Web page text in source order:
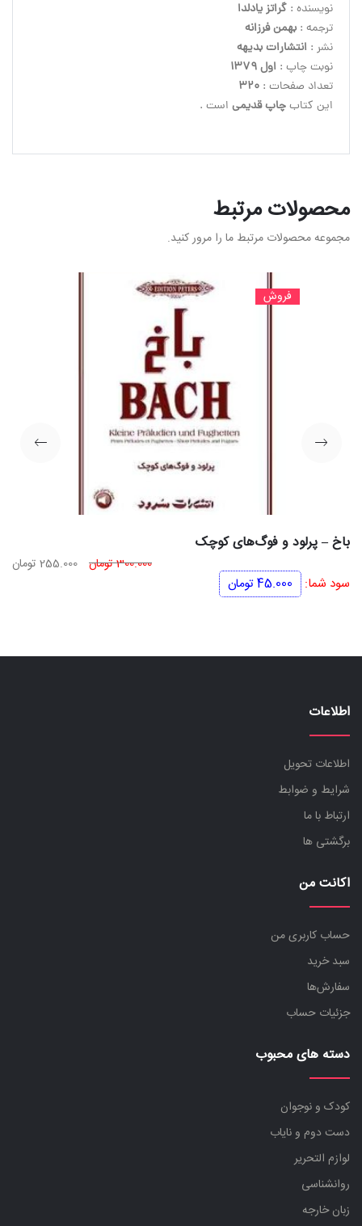
نویسنده : گراتز یادلدا
ترجمه : بهمن فرزانه
نشر : انتشارات بدیهه
نوبت چاپ : اول 1379
تعداد صفحات : 320
این کتاب چاپ قدیمی است .
محصولات مرتبط
مجموعه محصولات مرتبط ما را مرور کنید.
فروش
باخ – پرلود و فوگ‌های کوچک
300.000تومان قیمت
255.000 تومان
سود شما: 45.000تومان
اطلاعات
اطلاعات تحویل
شرایط و ضوابط
ارتباط با ما
برگشتی ها
اکانت من
حساب کاربری من
سبد خرید
سفارش‌ها
جزئیات حساب
دسته های محبوب
کودک و نوجوان
دست دوم و نایاب
لوازم التحریر
روانشناسی
زبان خارجه